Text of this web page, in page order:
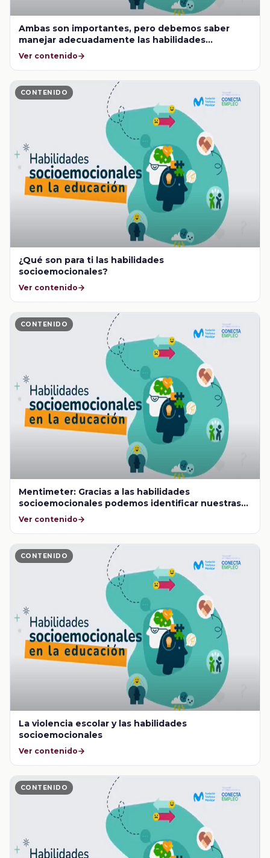
Ambas son importantes, pero debemos saber
manejar adecuadamente las habilidades
socioemocionales para aplicar asertivamente las
Ver contenido
CONTENIDO
¿Qué son para ti las habilidades
socioemocionales?
Ver contenido
CONTENIDO
Mentimeter: Gracias a las habilidades
socioemocionales podemos identificar nuestras
fortalezas y debilidades, ¿si o no?
Ver contenido
CONTENIDO
La violencia escolar y las habilidades
socioemocionales
Ver contenido
CONTENIDO